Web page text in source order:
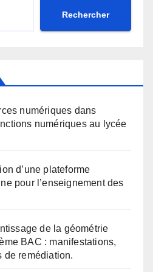
Rechercher
numériques dans
numériques au lycée
d’une plateforme
pour l’enseignement des
de la géométrie
BAC : manifestations,
de remédiation.